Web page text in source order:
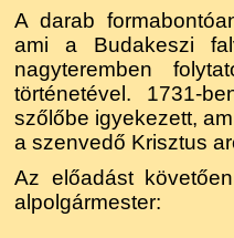
A darab
ami a Budakeszi
nagyteremben
történetével. 1731-
szőlőbe igyekezett,
a szenvedő Krisztus
Az előadást
alpolgármester: